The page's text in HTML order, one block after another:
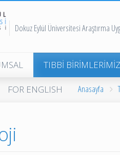
Dokuz Eylül Üniversitesi Araştırma
Başmüdürlüğü
Genel Organizasyon
TIBBİ BİRİMLERİMİZ
FOR ENGLISH Anasayfa